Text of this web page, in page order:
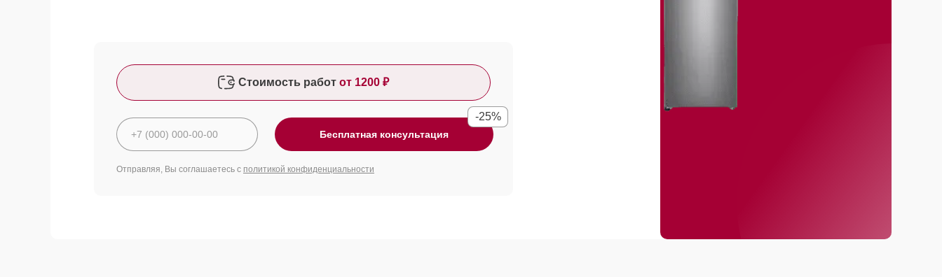
Стоимость работ от 1200 ₽
Бесплатная консультация
-25%
Отправляя, Вы соглашаетесь с политикой конфиденциальности